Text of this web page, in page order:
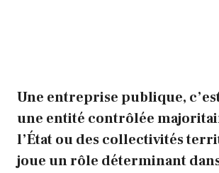
Une entreprise publique,
une entité contrôlée
l’État ou des collectivités
joue un rôle déterminant